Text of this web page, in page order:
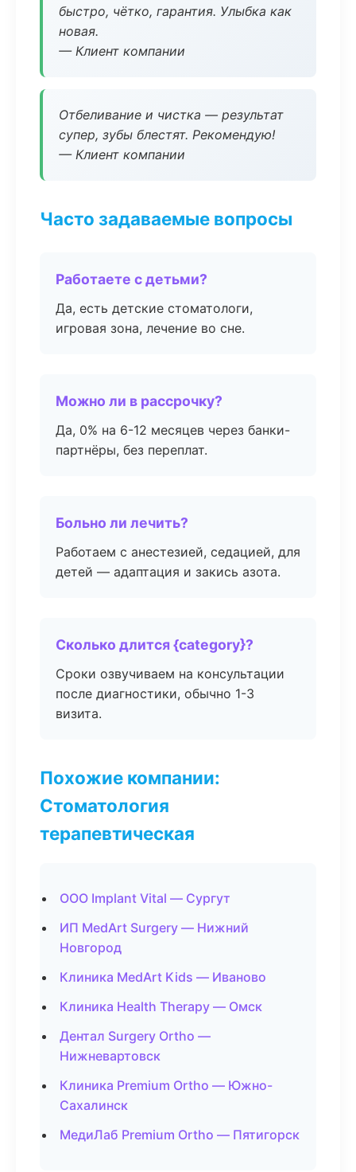
быстро, чётко, гарантия. Улыбка как
новая.
— Клиент компании
Отбеливание и чистка — результат
супер, зубы блестят. Рекомендую!
— Клиент компании
Часто задаваемые вопросы
Работаете с детьми?
Да, есть детские стоматологи,
игровая зона, лечение во сне.
Можно ли в рассрочку?
Да, 0% на 6-12 месяцев через банки-
партнёры, без переплат.
Больно ли лечить?
Работаем с анестезией, седацией, для
детей — адаптация и закись азота.
Сколько длится {category}?
Сроки озвучиваем на консультации
после диагностики, обычно 1-3
визита.
Похожие компании:
Стоматология
терапевтическая
ООО Implant Vital — Сургут
ИП MedArt Surgery — Нижний
Новгород
Клиника MedArt Kids — Иваново
Клиника Health Therapy — Омск
Дентал Surgery Ortho —
Нижневартовск
Клиника Premium Ortho — Южно-
Сахалинск
МедиЛаб Premium Ortho — Пятигорск